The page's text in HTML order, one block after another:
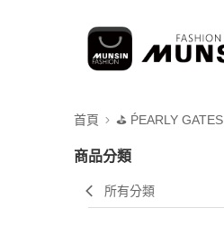
首頁 ⛳️ ṔEARLY GATES
商品分類
所有分類